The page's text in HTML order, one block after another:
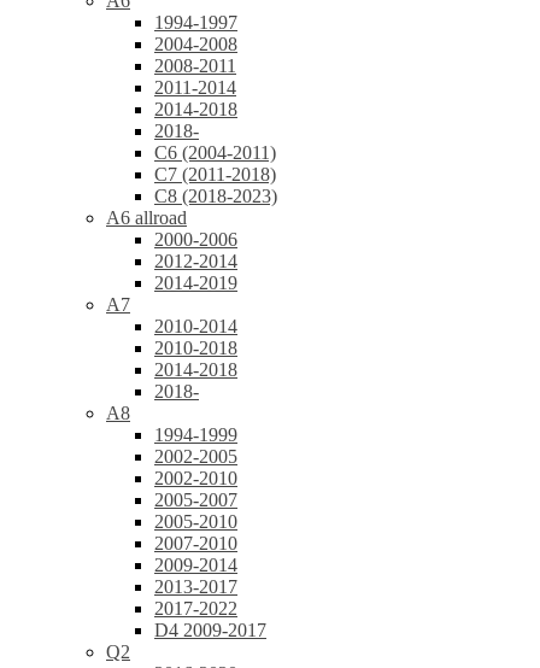
1994-1997
2004-2008
2008-2011
2011-2014
2014-2018
2018-
C6 (2004-2011)
C7 (2011-2018)
C8 (2018-2023)
A6 allroad
2000-2006
2012-2014
2014-2019
A7
2010-2014
2010-2018
2014-2018
2018-
A8
1994-1999
2002-2005
2002-2010
2005-2007
2005-2010
2007-2010
2009-2014
2013-2017
2017-2022
D4 2009-2017
Q2